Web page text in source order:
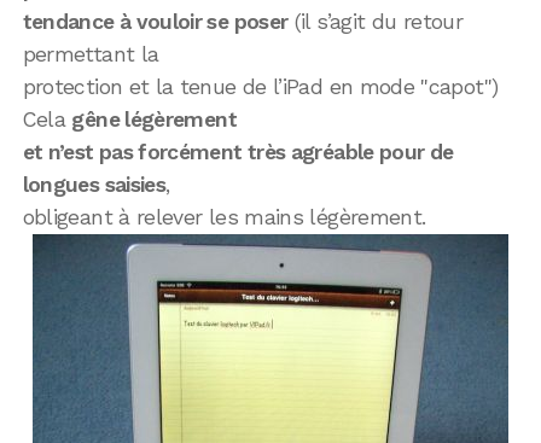
tendance à vouloir se poser(il s’agit du retour
permettant la
protection et la tenue de l’iPad en mode "capot")
Cela gêne légèrement
et n’est pas forcément très agréable pour de
longues saisies,
obligeant à relever les mains légèrement.